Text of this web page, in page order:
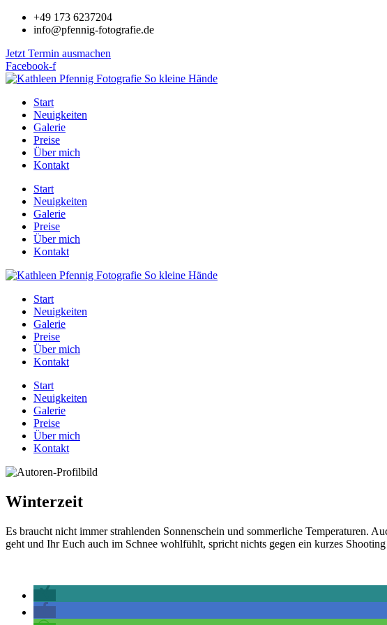
Zum
Inhalt
+49 173 6237204
info@pfennig-fotografie.de
Jetzt Termin ausmachen
Facebook-f
Start
Neuigkeiten
Galerie
Preise
Über mich
Kontakt
Start
Neuigkeiten
Galerie
Preise
Über mich
Kontakt
Start
Neuigkeiten
Galerie
Preise
Über mich
Kontakt
Start
Neuigkeiten
Galerie
Preise
Über mich
Kontakt
Winterzeit
Es braucht nicht immer strahlenden Sonnenschein und sommerliche Temperaturen.
geht und Ihr Euch auch im Schnee wohlfühlt, spricht nichts gegen ein kurzes